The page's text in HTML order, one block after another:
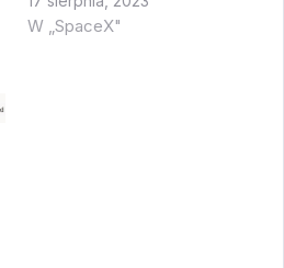
po raz pierwszy od
W „SpaceX"